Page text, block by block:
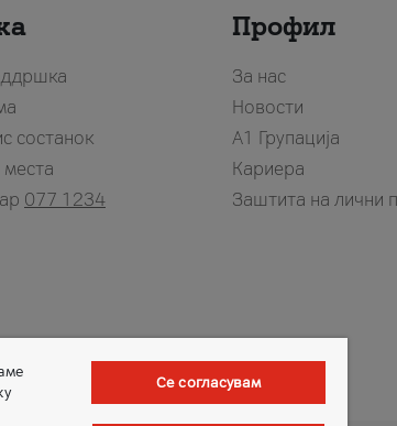
состанок
077 1234
Профил
За нас
Новости
А1 Групација
Кариера
Заштита на лични
Се согласувам